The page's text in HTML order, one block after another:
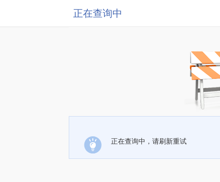
正在查询中
正在查询中，请刷新重试